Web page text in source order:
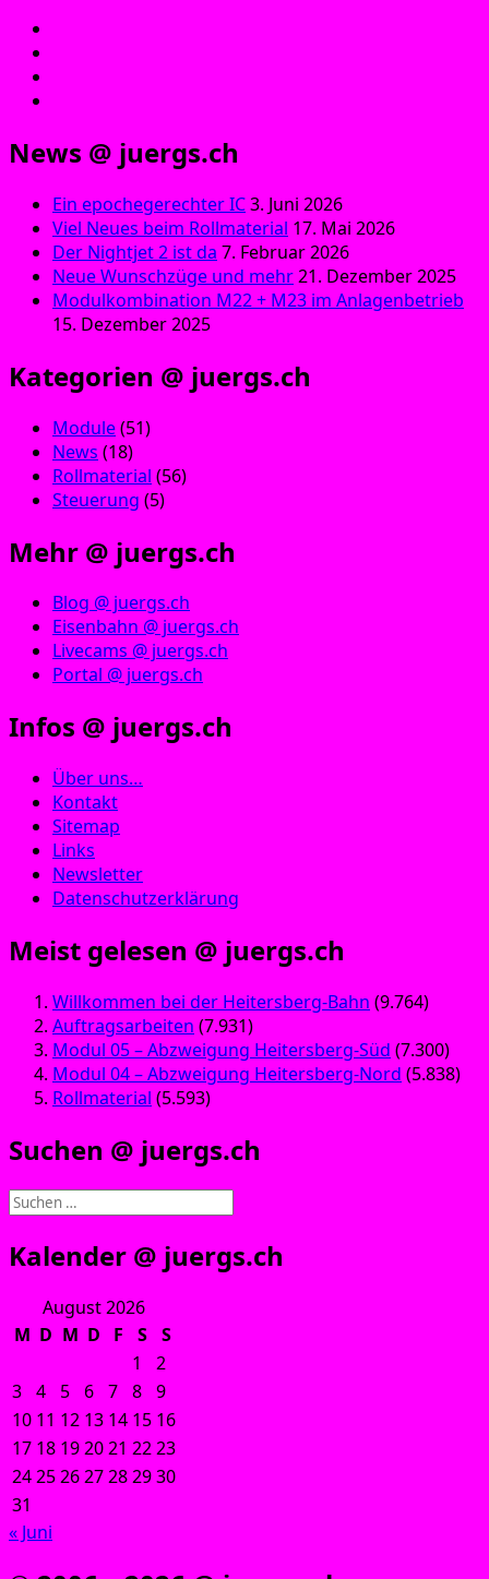
News @ juergs.ch
Ein epochegerechter IC3. Juni 2026
Viel Neues beim Rollmaterial 17. Mai 2026
Der Nightjet 2 ist da 7. Februar 2026
Neue Wunschzüge und mehr21. Dezember 2025
Modulkombination M22 + M23 im Anlagenbetrieb
15. Dezember 2025
Kategorien @ juergs.ch
Module(51)
News (18)
Rollmaterial (56)
Steuerung (5)
Mehr @ juergs.ch
Blog @ juergs.ch
Eisenbahn @ juergs.ch
Livecams @ juergs.ch
Portal @ juergs.ch
Infos @ juergs.ch
Über uns…
Kontakt
Sitemap
Links
Newsletter
Datenschutzerklärung
Meist gelesen @ juergs.ch
Willkommen bei der Heitersberg-Bahn (9.764)
Auftragsarbeiten (7.931)
Modul 05 – Abzweigung Heitersberg-Süd (7.300)
Modul 04 – Abzweigung Heitersberg-Nord (5.838)
Rollmaterial (5.593)
Suchen @ juergs.ch
Suchen
Kalender @ juergs.ch
August 2026
M D M D F S
S
1
2
3 4 5 6 7 8 9
10 11 12 13 14 15 16
17 18 192021 2223
24252627282930
31
« Juni